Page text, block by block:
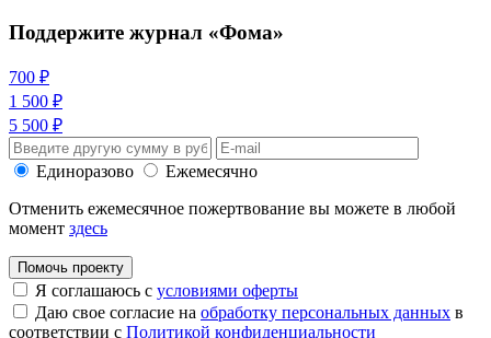
Поддержите журнал «Фома»
700 ₽
1 500 ₽
5 500 ₽
Единоразово
Ежемесячно
Отменить ежемесячное пожертвование вы можете в любой
момент здесь
Помочь проекту
Я соглашаюсь с условиями оферты
Даю свое согласие на обработку персональных данных в
соответствии с Политикой конфиденциальности